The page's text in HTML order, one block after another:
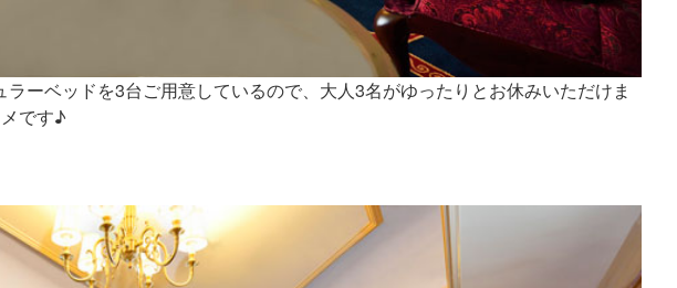
ーベッドを3台ご用意しているので、大人3名がゆったりとお休みいただけま
です♪